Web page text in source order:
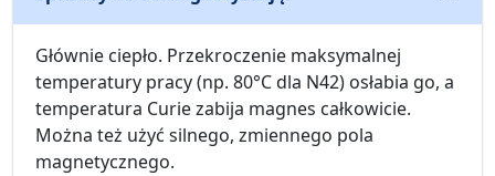
Głównie ciepło. Przekroczenie maksymalnej
temperatury pracy (np. 80°C dla N42) osłabia go, a
temperatura Curie zabija magnes całkowicie.
Można też użyć silnego, zmiennego pola
magnetycznego.